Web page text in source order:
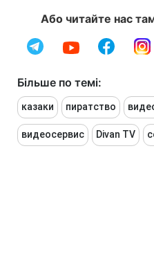
Або читайте нас
Більше по темі:
казаки пиратство
видеосервис Divan TV